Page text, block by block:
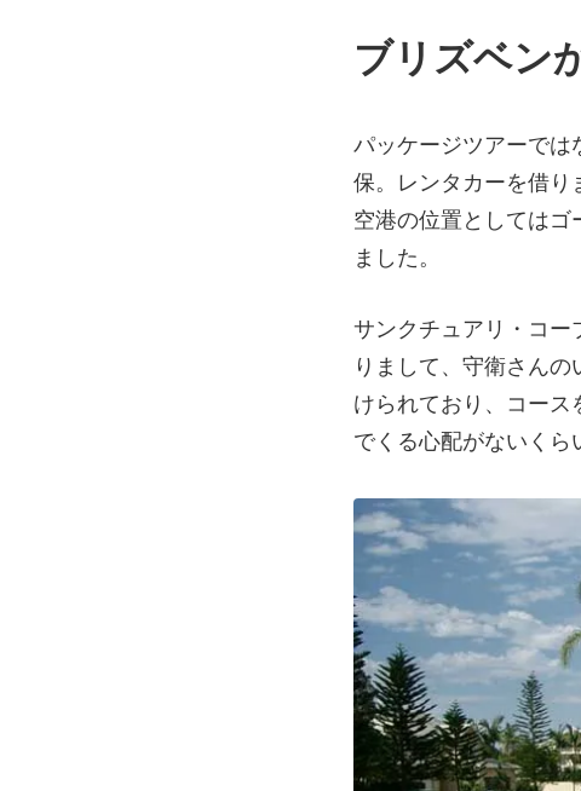
ブリズベン
パッケージツアーでは
保。レンタカーを借り
空港の位置としては
ました。
サンクチュアリ・コー
りまして、守衛さん
けられており、コー
でくる心配がないくら